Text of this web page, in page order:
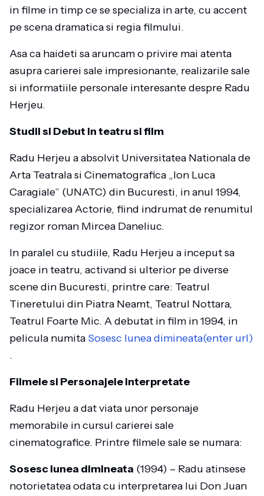
in filme in timp ce se specializa in arte, cu accent
pe scena dramatica si regia filmului.
Asa ca haideti sa aruncam o privire mai atenta
asupra carierei sale impresionante, realizarile sale
si informatiile personale interesante despre Radu
Herjeu.
Studii si Debut in teatru si film
Radu Herjeu a absolvit Universitatea Nationala de
Arta Teatrala si Cinematografica „Ion Luca
Caragiale” (UNATC) din Bucuresti, in anul 1994,
specializarea Actorie, fiind indrumat de renumitul
regizor roman Mircea Daneliuc.
In paralel cu studiile, Radu Herjeu a inceput sa
joace in teatru, activand si ulterior pe diverse
scene din Bucuresti, printre care: Teatrul
Tineretului din Piatra Neamt, Teatrul Nottara,
Teatrul Foarte Mic. A debutat in film in 1994, in
pelicula numita Sosesc lunea dimineata(enter url)
.
Filmele si Personajele interpretate
Radu Herjeu a dat viata unor personaje
memorabile in cursul carierei sale
cinematografice. Printre filmele sale se numara:
Sosesc lunea dimineata (1994) – Radu atinsese
notorietatea odata cu interpretarea lui Don Juan